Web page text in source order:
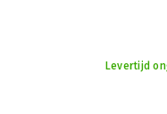
Levertijd